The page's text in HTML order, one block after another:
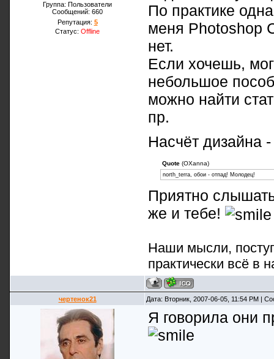
Группа: Пользователи
Сообщений: 660
Репутация: 5
Статус: Offline
По практике
меня Photoshop
нет.
Если хочешь,
небольшое
можно найти
пр.
Насчёт дизайна
Quote(OXanna)
north_terra, обои - отпад! Молодец!
Приятно
же и тебе!
Наши мысли,
практически всё в
чертенок21 Дата: Вторник, 2007-06-05, 11:54 PM |
Я говорила они